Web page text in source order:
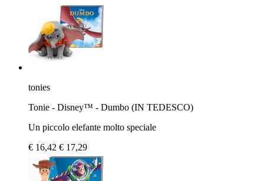
tonies
Tonie - Disney™ - Dumbo (IN TEDESCO)
Un piccolo elefante molto speciale
€ 16,42 € 17,29